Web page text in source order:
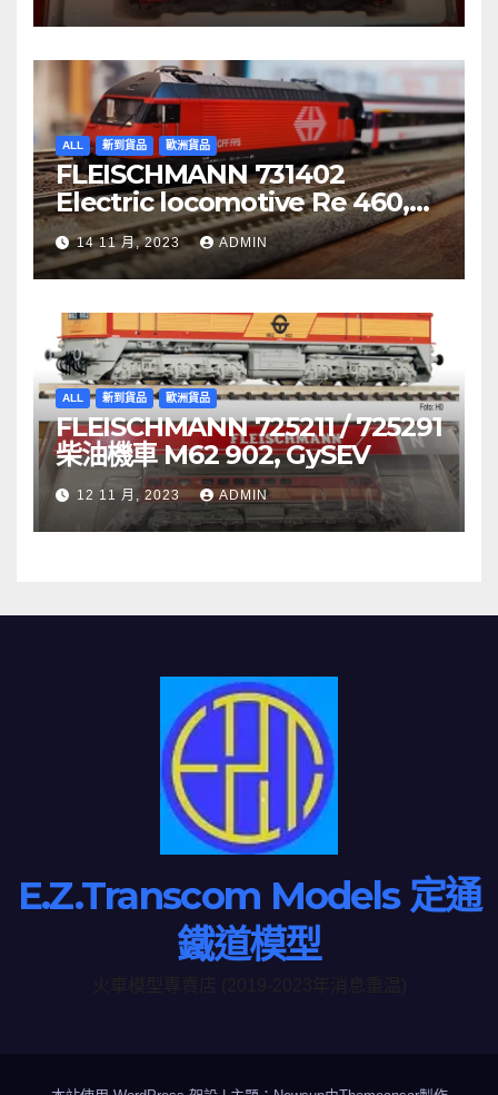
ALL 新到貨品 歐洲貨品
FLEISCHMANN 731402
Electric locomotive Re 460,
SBB
14 11 月, 2023 ADMIN
ALL 新到貨品 歐洲貨品
FLEISCHMANN 725211 / 725291
柴油機車 M62 902, GySEV
12 11 月, 2023 ADMIN
E.Z.Transcom Models 定通
鐵道模型